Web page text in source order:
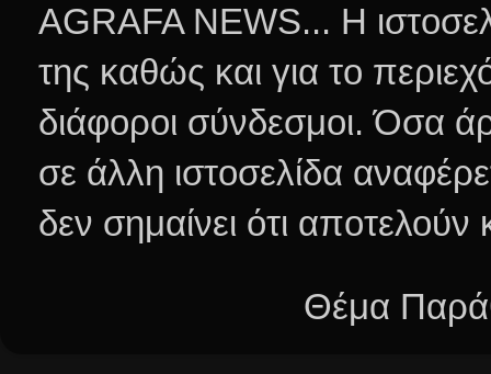
AGRAFA NEWS... Η
της καθώς και για το
διάφοροι σύνδεσμοι.Όσα
σε άλλη ιστοσελίδα
δεν σημαίνει ότι
Θέμα